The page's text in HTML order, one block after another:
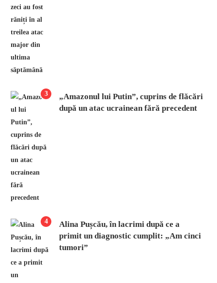
3
„Amazonul lui Putin”, cuprins de flăcări
după un atac ucrainean fără precedent
4
Alina Pușcău, în lacrimi după ce a
primit un diagnostic cumplit: „Am cinci
tumori”